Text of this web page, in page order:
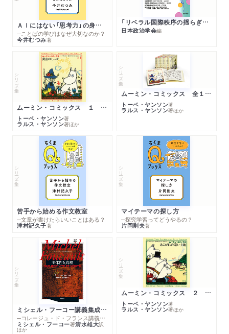
ＡＩにはない「思考力」の身につけ方
─ことばの学びはなぜ大切なのか？
今井むつみ著
「リベラル国際秩序の揺らぎ」再考 年報政治学２０２６‐Ⅰ
日本政治学会編
シリーズ・全集
ムーミン・コミックス １ 黄金のしっぽ
トーベ・ヤンソン著
ラルス・ヤンソン著ほか
シリーズ・全集
ムーミン・コミックス 全１４巻セット
トーベ・ヤンソン著
ラルス・ヤンソン著ほか
シリーズ・全集
苦手から始める作文教室
─文章が書けたらいいことはある？
津村記久子著
シリーズ・全集
マイテーマの探し方
─探究学習ってどうやるの？
片岡則夫著
シリーズ・全集
ミシェル・フーコー講義集成１０ 主体性と真理
─コレージュ・ド・フランス講義１９８０－１９８１年度
ミシェル・フーコー著清水雄大訳
ほか
シリーズ・全集
ムーミン・コミックス ２ あこがれの遠い土地
トーベ・ヤンソン著
ラルス・ヤンソン著ほか